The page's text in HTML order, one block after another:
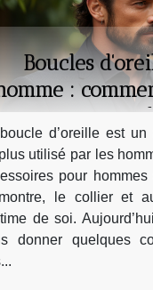
Boucles
:
avec
d’oreille est
utilisé par les
pour
le collier et
de soi.
donner quelques